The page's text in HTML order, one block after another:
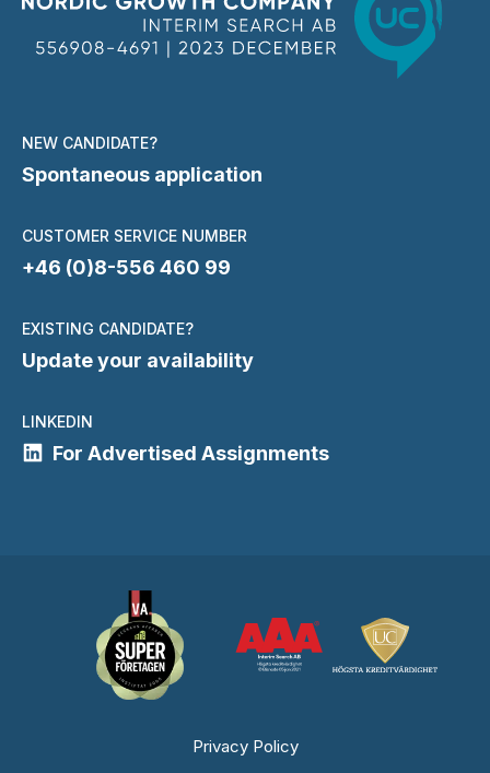
NEW CANDIDATE?
Spontaneous application
CUSTOMER SERVICE NUMBER
+46 (0)8-556 460 99
EXISTING CANDIDATE?
Update your availability
LINKEDIN
For Advertised Assignments
Privacy Policy